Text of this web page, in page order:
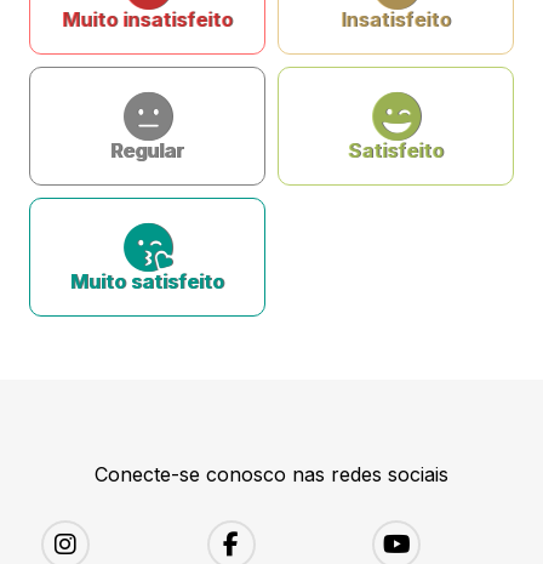
Muito insatisfeito Insatisfeito
Regular Satisfeito
Muito satisfeito
Conecte-se conosco nas redes sociais